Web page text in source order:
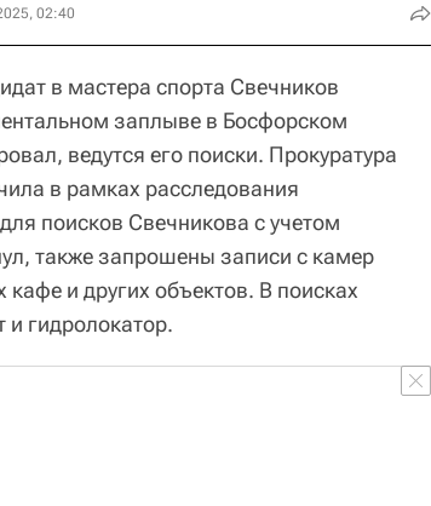
02:40
в мастера спорта Свечников
заплыве в Босфорском
ведутся его поиски. Прокуратура
в рамках расследования
поисков Свечникова с учетом
также запрошены записи с камер
и других объектов. В поисках
гидролокатор.